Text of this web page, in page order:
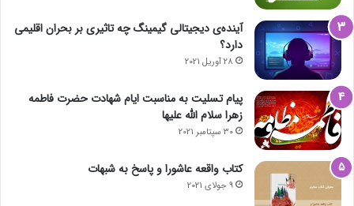
آینده‌ی دیجیتالی گیمینگ چه تاثیری بر بحران اقلیمی
دارد؟
28 آوریل 2021
پیام تسلیت به مناسبت ایام شهادت حضرت فاطمه
زهرا سلام الله علیها
30 سپتامبر 2021
کتاب واقعه عاشورا و پاسخ به شبهات
9 جولای 2021